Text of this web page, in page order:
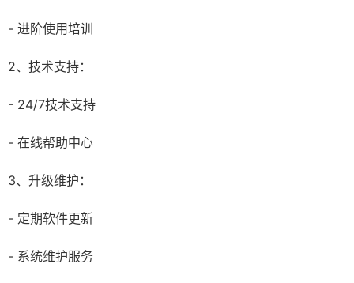
- 进阶使用培训
2、技术支持：
- 24/7技术支持
- 在线帮助中心
3、升级维护：
- 定期软件更新
- 系统维护服务